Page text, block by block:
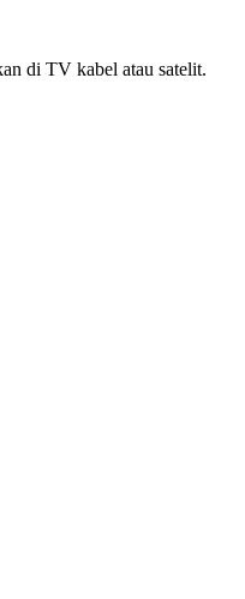
di TV kabel atau satelit.